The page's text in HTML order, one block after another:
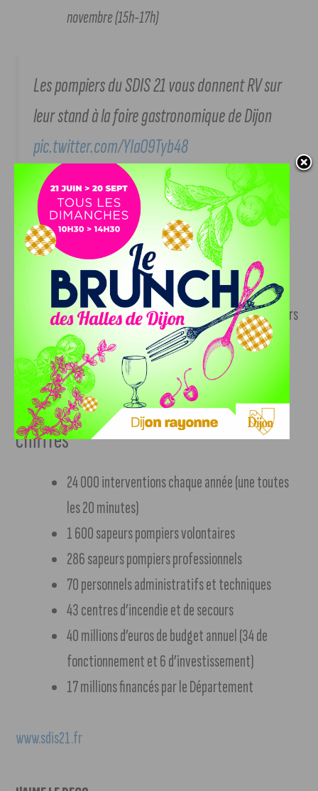
novembre (15h-17h)
Les pompiers du SDIS 21 vous donnent RV sur
leur stand à la foire gastronomique de Dijon
pic.twitter.com/YIaO9Tyb48
— Préfet Bourgogne-Franche-Comté, Préfet
Côte-d'Or (@Prefet21_BFC)October 30, 2015
Sans oublier un simulateur de conduite d’engins de pompiers
ainsi que des animations pour le jeune public avec des
ateliers créatifs, un atelier ludique, un jeu de piste,…
Les pompiers de Côte-d’Or en quelques
chiffres
24 000 interventions chaque année (une toutes
les 20 minutes)
1 600 sapeurs pompiers volontaires
286 sapeurs pompiers professionnels
70 personnels administratifs et techniques
43 centres d’incendie et de secours
40 millions d’euros de budget annuel (34 de
fonctionnement et 6 d’investissement)
17 millions financés par le Département
www.sdis21.fr